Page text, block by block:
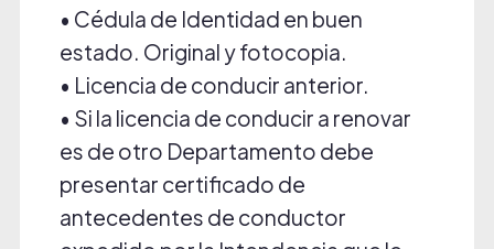
• Cédula de Identidad en buen
estado. Original y fotocopia.
• Licencia de conducir anterior.
• Si la licencia de conducir a renovar
es de otro Departamento debe
presentar certificado de
antecedentes de conductor